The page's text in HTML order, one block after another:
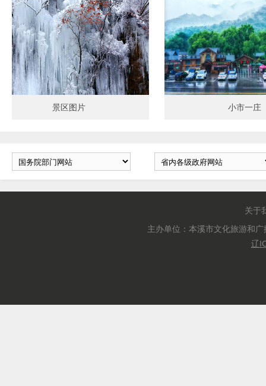
景区图片 小市一庄
关于
主办单位：本溪市文化旅游和
辽